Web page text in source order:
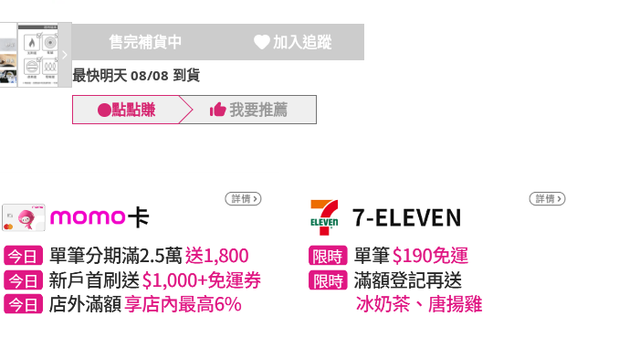
售完補貨中 加入追蹤
最快明天 08/08 到貨
點點賺 我要推薦